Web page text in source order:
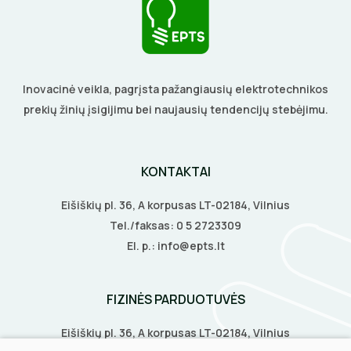
TERMO VAMZDELIAI, PIRŠTINĖS
TVIRTINIMO DETALĖS
GRINDINĖS DĖŽUTĖS
BATERIJOS
EL. SKAMBUČIAI
ŽAIBOSAUGA IR ĮŽEMINIMAS
SROVĖS TRANSFORMATORIAI
DAIKTADĖŽĖS
ŽIBINTUVĖLIAI
PRATRAUKIKLIAI
BŪGNAI KABELIŲ VYNIOJIMUI
GULSČIUKAI
ETIKEČIŲ SPAUSDINTUVAI
Inovacinė veikla, pagrįsta pažangiausių elektrotechnikos
prekių žinių įsigijimu bei naujausių tendencijų stebėjimu.
KONTAKTAI
Eišiškių pl. 36, A korpusas LT-02184, Vilnius
Tel./faksas: 0 5 2723309
El. p.: info@epts.lt
FIZINĖS PARDUOTUVĖS
Eišiškių pl. 36, A korpusas LT-02184, Vilnius